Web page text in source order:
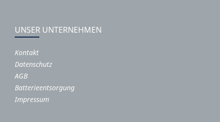
UNSER UNTERNEHMEN
Kontakt
Datenschutz
AGB
Batterieentsorgung
Impressum